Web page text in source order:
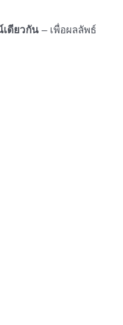
เดียวกัน – เพื่อผลลัพธ์